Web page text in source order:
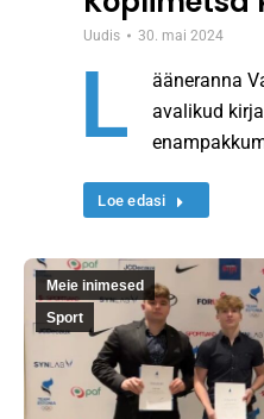
Uudis 30. mai 2024
L
ääneranna
avalikud
Loe edasi
Meie inimesed
Sport